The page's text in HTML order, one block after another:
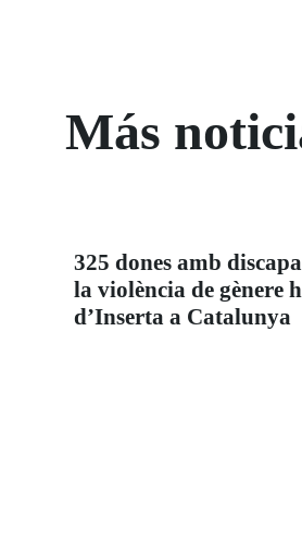
Más
325 dones amb
la violència de gènere
d’Inserta a Catalunya